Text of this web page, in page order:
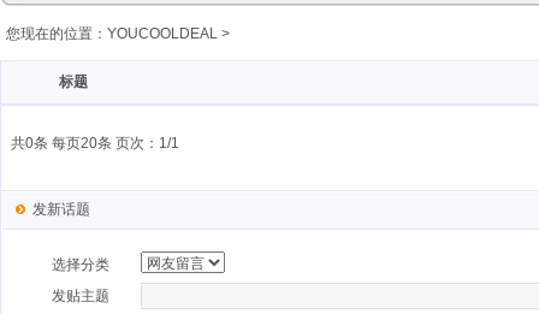
您现在的位置： YOUCOOLDEAL >
标题
共0条 每页20条 页次：1/1
发新话题
选择分类
发贴主题